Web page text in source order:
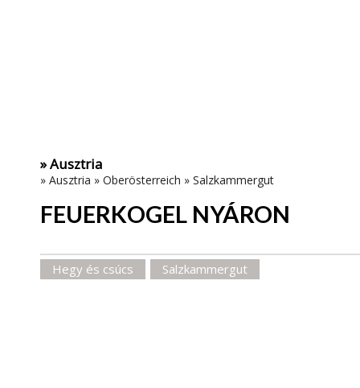
» Ausztria
» Ausztria » Oberösterreich » Salzkammergut
FEUERKOGEL NYÁRON
Hegy és csúcs Salzkammergut